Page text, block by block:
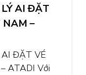
AI ĐẶT
–
ĐẶT VÉ
ATADI Với